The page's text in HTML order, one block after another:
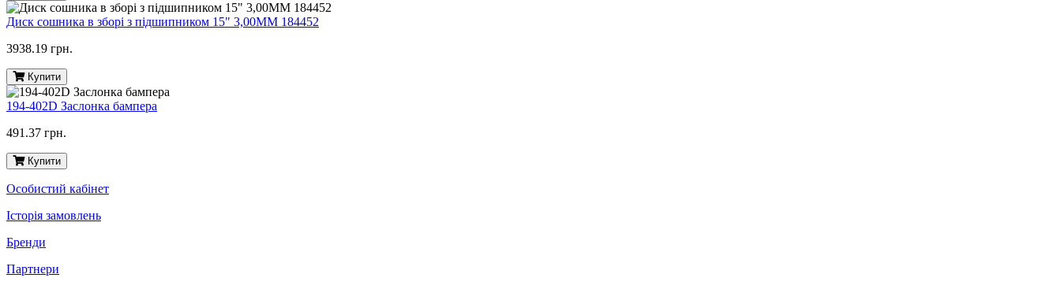
Диск сошника в зборі з підшипником 15" 3,00MM 184452
3938.19 грн.
Купити
194-402D Заслонка бампера
491.37 грн.
Купити
Особистий кабінет
Історія замовлень
Бренди
Партнери